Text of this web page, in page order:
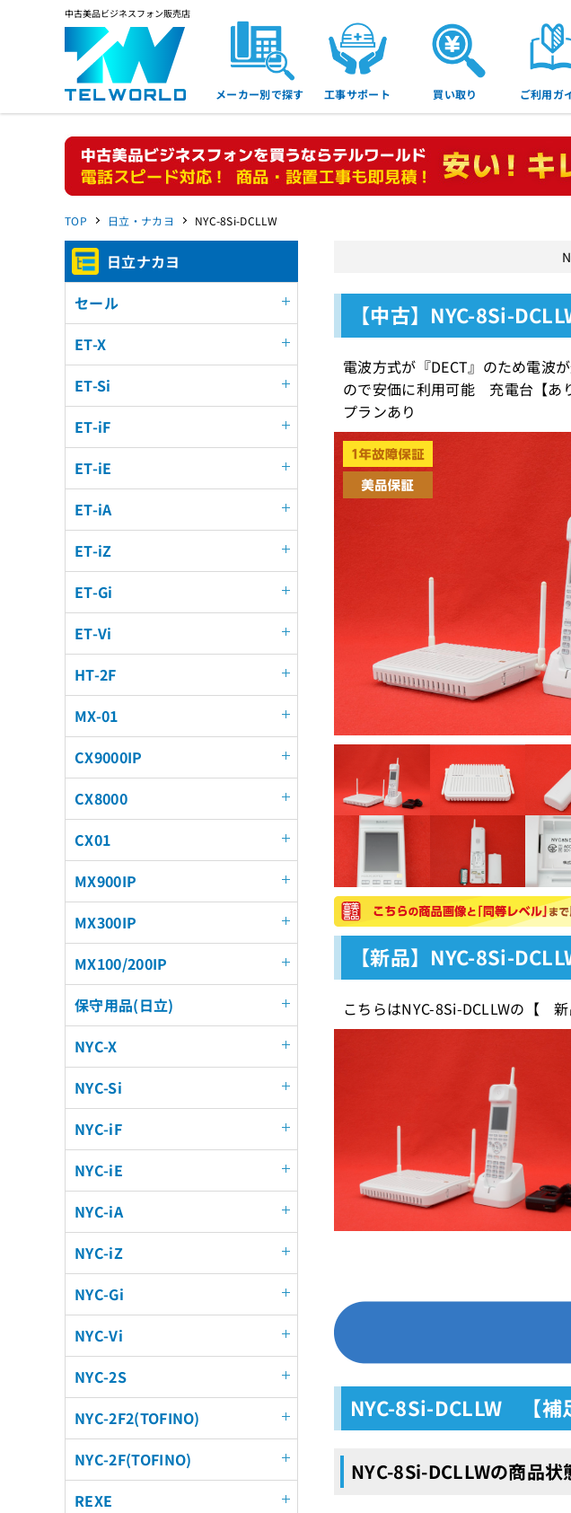
中古美品ビジネスフォン販売店
メーカー別で探す 工事サポート 買い取り ご利用ガ
TOP 日立・ナカヨ NYC-8Si-DCLLW
【中古】NYC-8Si-
電波方式が『DECT』のため電波
ので安価に利用可能 充電台【
プランあり
【新品】NYC-8Si-
こちらはNYC-8Si-DCLLWの
NYC-8Si-DCLLW 【補
NYC-8Si-DCLLWの商品状
日立ナカヨ
セール
ET-X
ET-Si
ET-iF
ET-iE
ET-iA
ET-iZ
ET-Gi
ET-Vi
HT-2F
MX-01
CX9000IP
CX8000
CX01
MX900IP
MX300IP
MX100/200IP
保守用品(日立)
NYC-X
NYC-Si
NYC-iF
NYC-iE
NYC-iA
NYC-iZ
NYC-Gi
NYC-Vi
NYC-2S
NYC-2F2(TOFINO)
NYC-2F(TOFINO)
REXE